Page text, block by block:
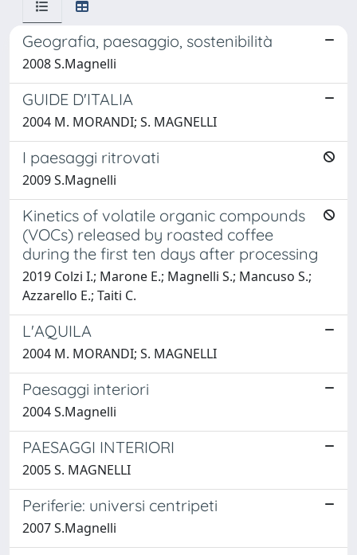
Geografia, paesaggio, sostenibilità
2008 S.Magnelli
GUIDE D'ITALIA
2004 M. MORANDI; S. MAGNELLI
I paesaggi ritrovati
2009 S.Magnelli
Kinetics of volatile organic compounds
(VOCs) released by roasted coffee
during the first ten days after processing
2019 Colzi I.; Marone E.; Magnelli S.; Mancuso S.;
Azzarello E.; Taiti C.
L'AQUILA
2004 M. MORANDI; S. MAGNELLI
Paesaggi interiori
2004 S.Magnelli
PAESAGGI INTERIORI
2005 S. MAGNELLI
Periferie: universi centripeti
2007 S.Magnelli